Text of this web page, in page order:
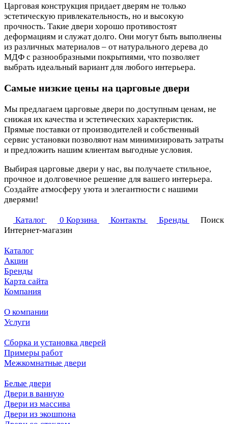
Царговая конструкция придает дверям не только
эстетическую привлекательность, но и высокую
прочность. Такие двери хорошо противостоят
деформациям и служат долго. Они могут быть выполнены
из различных материалов – от натурального дерева до
МДФ с разнообразными покрытиями, что позволяет
выбрать идеальный вариант для любого интерьера.
Самые низкие цены на царговые двери
Мы предлагаем царговые двери по доступным ценам, не
снижая их качества и эстетических характеристик.
Прямые поставки от производителей и собственный
сервис установки позволяют нам минимизировать затраты
и предложить нашим клиентам выгодные условия.
Выбирая царговые двери у нас, вы получаете стильное,
прочное и долговечное решение для вашего интерьера.
Создайте атмосферу уюта и элегантности с нашими
дверями!
Каталог 0 Корзина Контакты Бренды
Поиск
Интернет-магазин
Каталог
Акции
Бренды
Карта сайта
Компания
О компании
Услуги
Сборка и установка дверей
Примеры работ
Межкомнатные двери
Белые двери
Двери в ванную
Двери из массива
Двери из экошпона